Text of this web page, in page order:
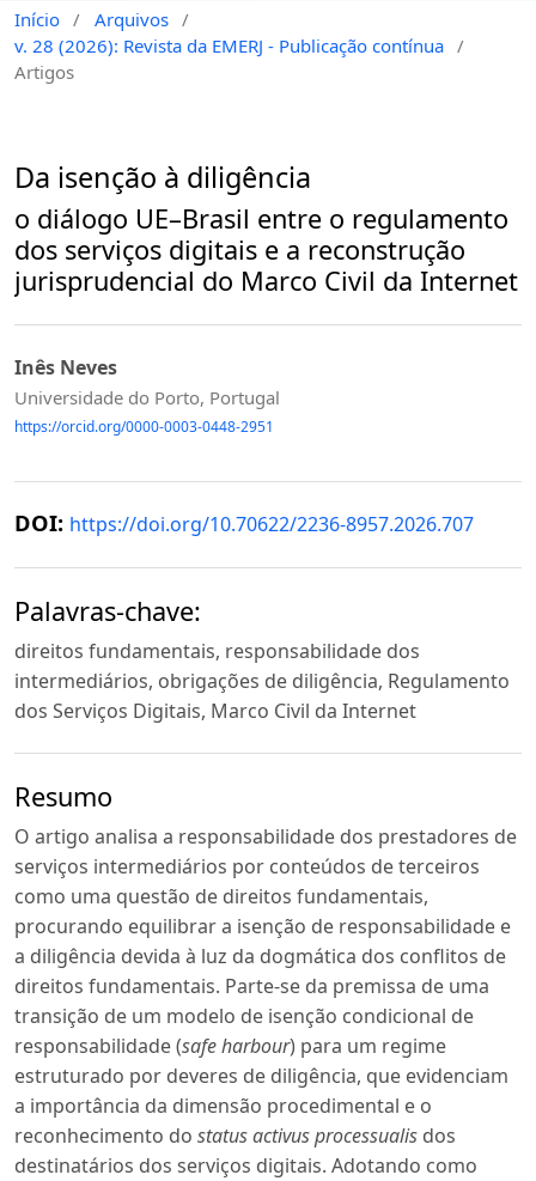
Início / Arquivos /
v. 28 (2026): Revista da EMERJ - Publicação contínua /
Artigos
Da isenção à diligência
o diálogo UE–Brasil entre o regulamento
dos serviços digitais e a reconstrução
jurisprudencial do Marco Civil da Internet
Inês Neves
Universidade do Porto, Portugal
https://orcid.org/0000-0003-0448-2951
DOI: https://doi.org/10.70622/2236-8957.2026.707
Palavras-chave:
direitos fundamentais, responsabilidade dos
intermediários, obrigações de diligência, Regulamento
dos Serviços Digitais, Marco Civil da Internet
Resumo
O artigo analisa a responsabilidade dos prestadores de
serviços intermediários por conteúdos de terceiros
como uma questão de direitos fundamentais,
procurando equilibrar a isenção de responsabilidade e
a diligência devida à luz da dogmática dos conflitos de
direitos fundamentais. Parte-se da premissa de uma
transição de um modelo de isenção condicional de
responsabilidade (safe harbour) para um regime
estruturado por deveres de diligência, que evidenciam
a importância da dimensão procedimental e o
reconhecimento do status activus processualis dos
destinatários dos serviços digitais. Adotando como